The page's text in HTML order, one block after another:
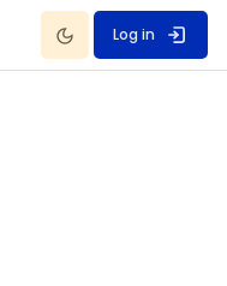
Dark Mode
Log in